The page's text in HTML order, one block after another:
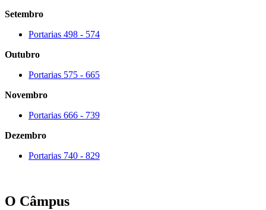
Setembro
Portarias 498 - 574
Outubro
Portarias 575 - 665
Novembro
Portarias 666 - 739
Dezembro
Portarias 740 - 829
O Câmpus